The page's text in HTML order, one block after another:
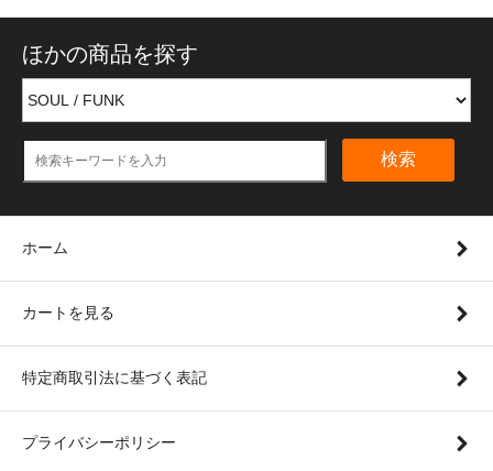
ほかの商品を探す
検索
ホーム
カートを見る
特定商取引法に基づく表記
プライバシーポリシー